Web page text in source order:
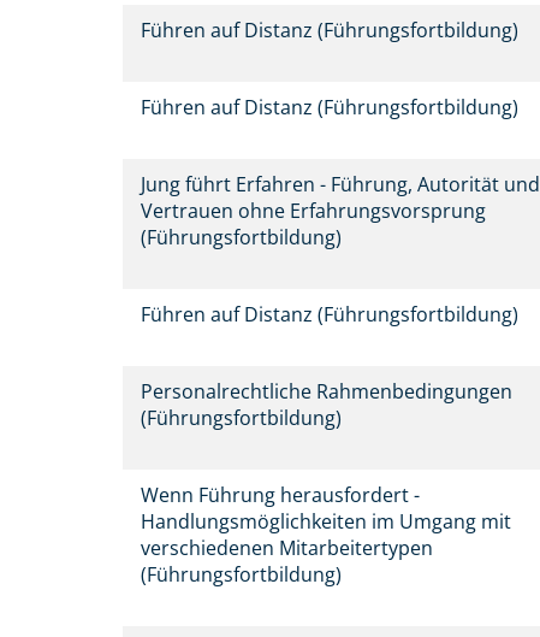
Führen auf Distanz (Führungsfortbildung)
Führen auf Distanz (Führungsfortbildung)
Jung führt Erfahren - Führung, Autorität und
Vertrauen ohne Erfahrungsvorsprung
(Führungsfortbildung)
Führen auf Distanz (Führungsfortbildung)
Personalrechtliche Rahmenbedingungen
(Führungsfortbildung)
Wenn Führung herausfordert -
Handlungsmöglichkeiten im Umgang mit
verschiedenen Mitarbeitertypen
(Führungsfortbildung)